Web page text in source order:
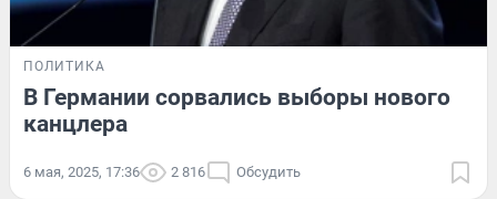
ПОЛИТИКА
В Германии сорвались выборы нового
канцлера
6 мая, 2025, 17:36 2 816 Обсудить